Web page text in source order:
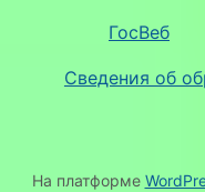
ГосВеб
Сведения об
На платформе